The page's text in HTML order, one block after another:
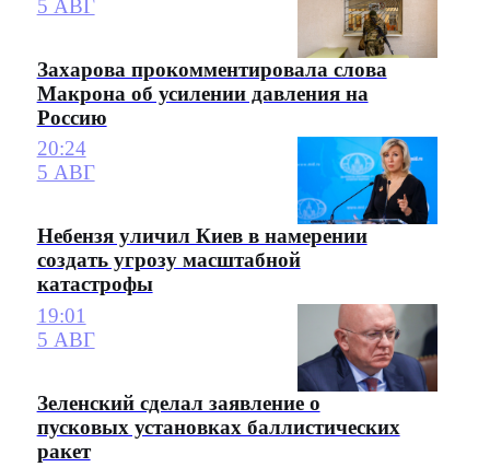
5 АВГ
Захарова прокомментировала слова
Макрона об усилении давления на
Россию
20:24
5 АВГ
Небензя уличил Киев в намерении
создать угрозу масштабной
катастрофы
19:01
5 АВГ
Зеленский сделал заявление о
пусковых установках баллистических
ракет